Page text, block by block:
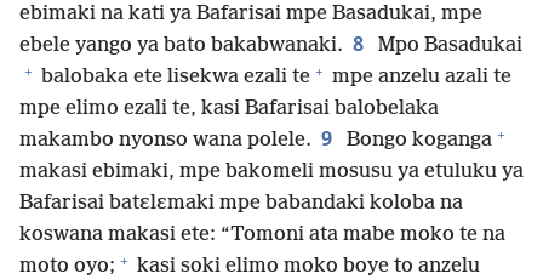
ebimaki na kati ya Bafarisai mpe Basadukai, mpe
ebele yango ya bato bakabwanaki. 8 Mpo Basadukai
+ balobaka ete lisekwa ezali te + mpe anzelu azali te
mpe elimo ezali te, kasi Bafarisai balobelaka
makambo nyonso wana polele. 9 Bongo koganga +
makasi ebimaki, mpe bakomeli mosusu ya etuluku ya
Bafarisai batɛlɛmaki mpe babandaki koloba na
koswana makasi ete: “Tomoni ata mabe moko te na
moto oyo; + kasi soki elimo moko boye to anzelu